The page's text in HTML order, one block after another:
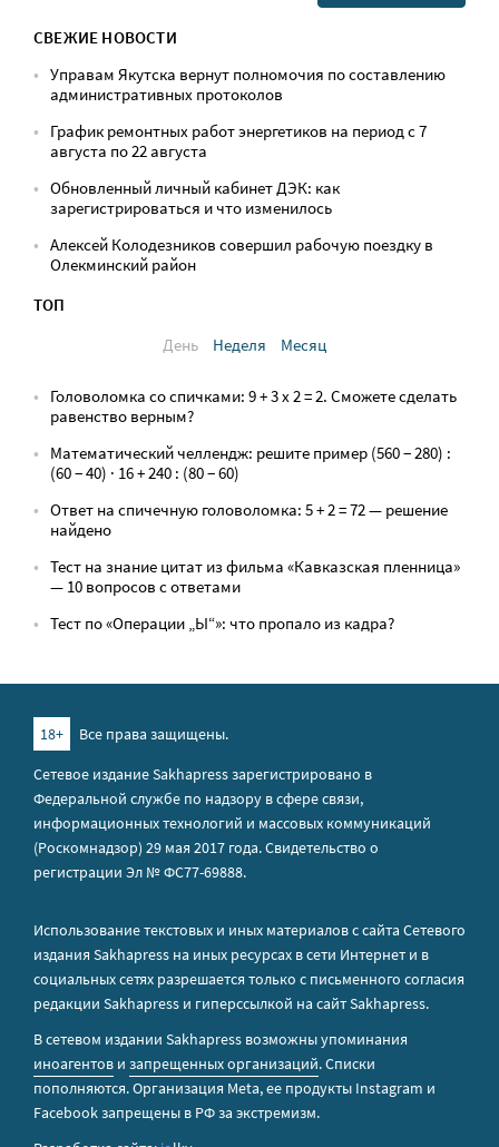
СВЕЖИЕ НОВОСТИ
Управам Якутска вернут полномочия по составлению
административных протоколов
График ремонтных работ энергетиков на период с 7
августа по 22 августа
Обновленный личный кабинет ДЭК: как
зарегистрироваться и что изменилось
Алексей Колодезников совершил рабочую поездку в
Олекминский район
ТОП
День
Неделя Месяц
Головоломка со спичками: 9 + 3 х 2 = 2. Сможете сделать
равенство верным?
Математический челлендж: решите пример (560 − 280) :
(60 − 40) · 16 + 240 : (80 − 60)
Ответ на спичечную головоломка: 5 + 2 = 72 — решение
найдено
Тест на знание цитат из фильма «Кавказская пленница»
— 10 вопросов с ответами
Тест по «Операции „Ы“»: что пропало из кадра?
18+
Все права защищены.
Сетевое издание Sakhapress зарегистрировано в
Федеральной службе по надзору в сфере связи,
информационных технологий и массовых коммуникаций
(Роскомнадзор) 29 мая 2017 года. Свидетельство о
регистрации Эл № ФС77-69888.
Использование текстовых и иных материалов с сайта Сетевого
издания Sakhapress на иных ресурсах в сети Интернет и в
социальных сетях разрешается только с письменного согласия
редакции Sakhapress и гиперссылкой на сайт Sakhapress.
В сетевом издании Sakhapress возможны упоминания
иноагентов и запрещенных организаций. Списки
пополняются. Организация Metа, ее продукты Instagram и
Facebook запрещены в РФ за экстремизм.